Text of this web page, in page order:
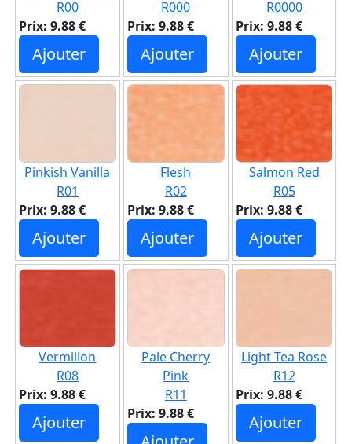
R00
Prix: 9.88 €
Ajouter
R000
Prix: 9.88 €
Ajouter
R0000
Prix: 9.88 €
Ajouter
Pinkish Vanilla
R01
Prix: 9.88 €
Ajouter
Flesh
R02
Prix: 9.88 €
Ajouter
Salmon Red
R05
Prix: 9.88 €
Ajouter
Vermillon
R08
Prix: 9.88 €
Ajouter
Pale Cherry
Pink
R11
Prix: 9.88 €
Light Tea Rose
R12
Prix: 9.88 €
Ajouter